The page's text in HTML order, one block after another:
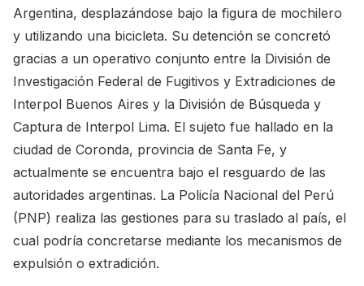
Argentina, desplazándose bajo la figura de mochilero
y utilizando una bicicleta. Su detención se concretó
gracias a un operativo conjunto entre la División de
Investigación Federal de Fugitivos y Extradiciones de
Interpol Buenos Aires y la División de Búsqueda y
Captura de Interpol Lima. El sujeto fue hallado en la
ciudad de Coronda, provincia de Santa Fe, y
actualmente se encuentra bajo el resguardo de las
autoridades argentinas. La Policía Nacional del Perú
(PNP) realiza las gestiones para su traslado al país, el
cual podría concretarse mediante los mecanismos de
expulsión o extradición.